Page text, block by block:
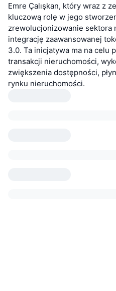
Emre Çalışkan, który wraz z
kluczową rolę w jego
zrewolucjonizowanie sektora
integrację zaawansowanej
3.0. Ta inicjatywa ma na celu
transakcji nieruchomości,
zwiększenia dostępności,
rynku nieruchomości.